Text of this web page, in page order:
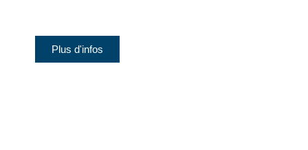
Plus d'infos